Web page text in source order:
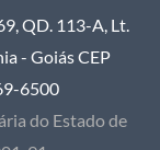
QD. 113-A, Lt.
- Goiás CEP
6500
do Estado de